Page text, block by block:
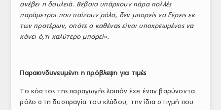
ανέβει η δουλειά. Βέβαια υπάρχουν πάρα πολλές
παράμετροι που παίζουν ρόλο, δεν μπορείς να ξέρεις εκ
των προτέρων, οπότε ο καθένας είναι υποχρεωμένος να
κάνει ό,τι καλύτερο μπορεί».
Παρακινδυνευμένη η πρόβλεψη για τιμές
Το κόστος της παραγωγής λοιπόν έχει έναν βαρύνοντα
ρόλο στη δυσπραγία του κλάδου, την ίδια στιγμή που